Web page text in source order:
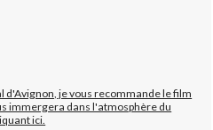
d'Avignon, je vous recommande le film
immergera dans l'atmosphère du
ici.